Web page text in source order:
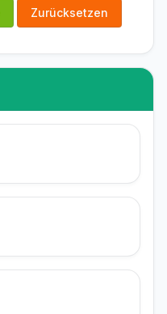
Zurücksetzen